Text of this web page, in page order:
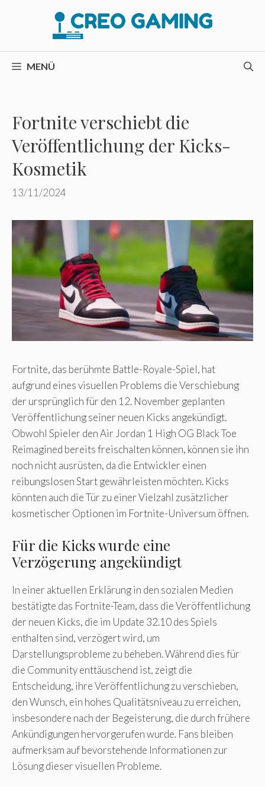
MENÜ
Fortnite verschiebt die
Veröffentlichung der Kicks-
Kosmetik
13/11/2024
Fortnite, das berühmte Battle-Royale-Spiel, hat
aufgrund eines visuellen Problems die Verschiebung
der ursprünglich für den 12. November geplanten
Veröffentlichung seiner neuen Kicks angekündigt.
Obwohl Spieler den Air Jordan 1 High OG Black Toe
Reimagined bereits freischalten können, können sie ihn
noch nicht ausrüsten, da die Entwickler einen
reibungslosen Start gewährleisten möchten. Kicks
könnten auch die Tür zu einer Vielzahl zusätzlicher
kosmetischer Optionen im Fortnite-Universum öffnen.
Für die Kicks wurde eine
Verzögerung angekündigt
In einer aktuellen Erklärung in den sozialen Medien
bestätigte das Fortnite-Team, dass die Veröffentlichung
der neuen Kicks, die im Update 32.10 des Spiels
enthalten sind, verzögert wird, um
Darstellungsprobleme zu beheben. Während dies für
die Community enttäuschend ist, zeigt die
Entscheidung, ihre Veröffentlichung zu verschieben,
den Wunsch, ein hohes Qualitätsniveau zu erreichen,
insbesondere nach der Begeisterung, die durch frühere
Ankündigungen hervorgerufen wurde. Fans bleiben
aufmerksam auf bevorstehende Informationen zur
Lösung dieser visuellen Probleme.